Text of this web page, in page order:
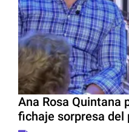
Ana Rosa Quintana
fichaje sorpresa del